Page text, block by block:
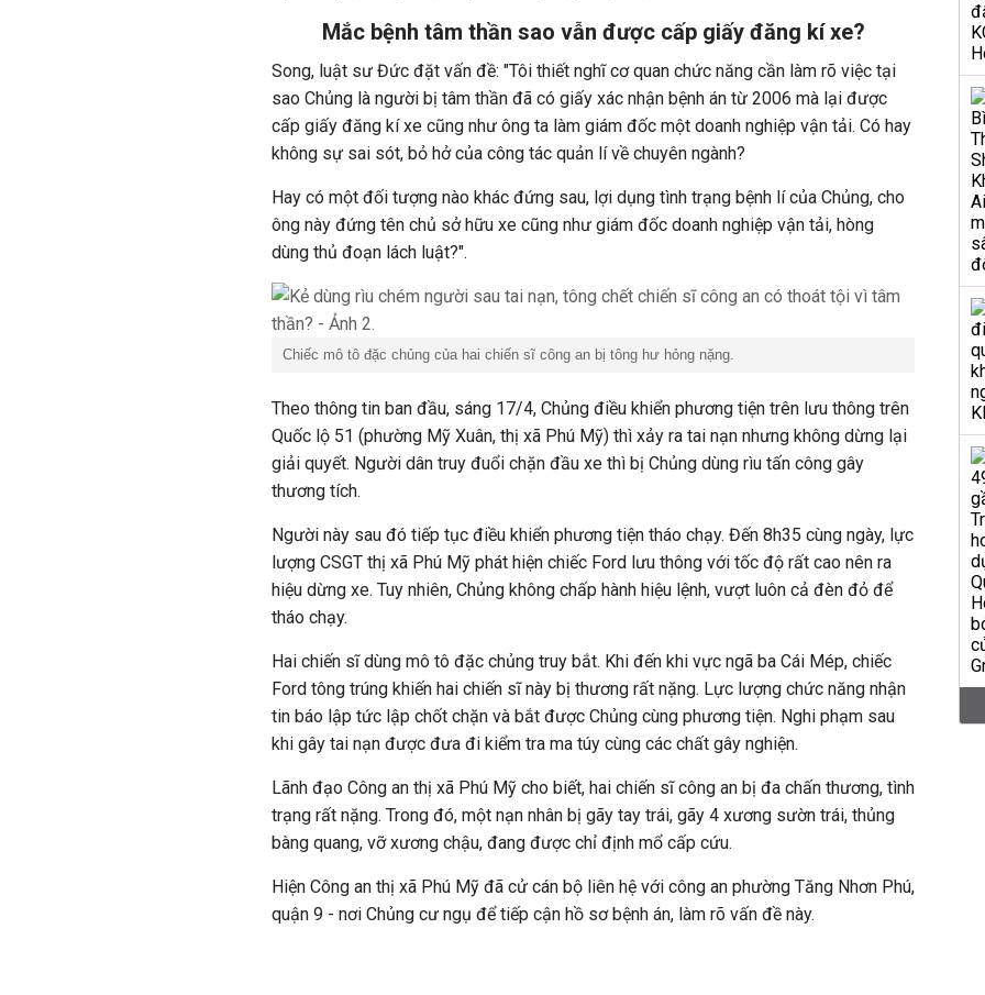
Mắc bệnh tâm thần sao vẫn được cấp giấy đăng kí xe?
Song, luật sư Đức đặt vấn đề: "Tôi thiết nghĩ cơ quan chức năng cần làm rõ việc tại
sao Chủng là người bị tâm thần đã có giấy xác nhận bệnh án từ 2006 mà lại được
cấp giấy đăng kí xe cũng như ông ta làm giám đốc một doanh nghiệp vận tải. Có hay
không sự sai sót, bỏ hở của công tác quản lí về chuyên ngành?
Hay có một đối tượng nào khác đứng sau, lợi dụng tình trạng bệnh lí của Chủng, cho
ông này đứng tên chủ sở hữu xe cũng như giám đốc doanh nghiệp vận tải, hòng
dùng thủ đoạn lách luật?".
Chiếc mô tô đặc chủng của hai chiến sĩ công an bị tông hư hỏng nặng.
Theo thông tin ban đầu, sáng 17/4, Chủng điều khiển phương tiện trên lưu thông trên
Quốc lộ 51 (phường Mỹ Xuân, thị xã Phú Mỹ) thì xảy ra tai nạn nhưng không dừng lại
giải quyết. Người dân truy đuổi chặn đầu xe thì bị Chủng dùng rìu tấn công gây
thương tích.
Người này sau đó tiếp tục điều khiển phương tiện tháo chạy. Đến 8h35 cùng ngày, lực
lượng CSGT thị xã Phú Mỹ phát hiện chiếc Ford lưu thông với tốc độ rất cao nên ra
hiệu dừng xe. Tuy nhiên, Chủng không chấp hành hiệu lệnh, vượt luôn cả đèn đỏ để
tháo chạy.
Hai chiến sĩ dùng mô tô đặc chủng truy bắt. Khi đến khi vực ngã ba Cái Mép, chiếc
Ford tông trúng khiến hai chiến sĩ này bị thương rất nặng. Lực lượng chức năng nhận
tin báo lập tức lập chốt chặn và bắt được Chủng cùng phương tiện. Nghi phạm sau
khi gây tai nạn được đưa đi kiểm tra ma túy cùng các chất gây nghiện.
Lãnh đạo Công an thị xã Phú Mỹ cho biết, hai chiến sĩ công an bị đa chấn thương, tình
trạng rất nặng. Trong đó, một nạn nhân bị gãy tay trái, gãy 4 xương sườn trái, thủng
bàng quang, vỡ xương chậu, đang được chỉ định mổ cấp cứu.
Hiện Công an thị xã Phú Mỹ đã cử cán bộ liên hệ với công an phường Tăng Nhơn Phú,
quận 9 - nơi Chủng cư ngụ để tiếp cận hồ sơ bệnh án, làm rõ vấn đề này.